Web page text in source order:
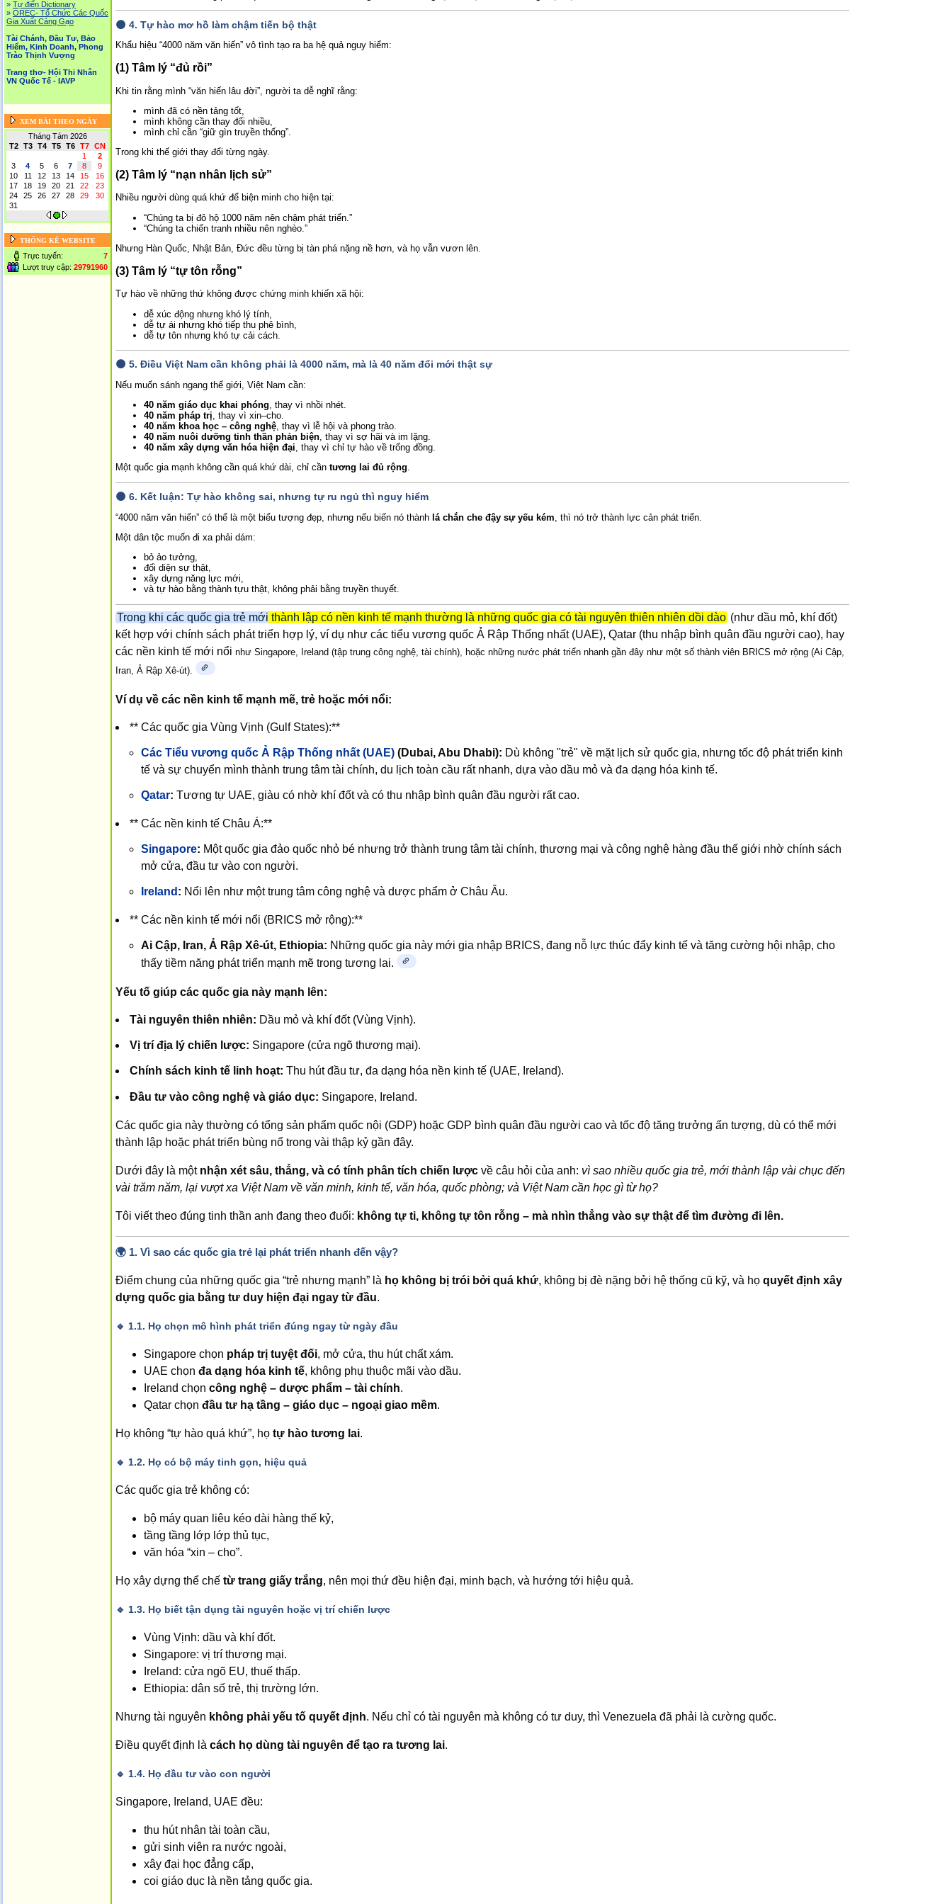
» Tự điển Dictionary
» OREC- Tố Chức Các Quốc
Gia Xuất Cảng Gạo
Tài Chánh, Đầu Tư, Bảo
Hiểm, Kinh Doanh, Phong
Trào Thịnh Vượng
Trang thơ- Hội Thi Nhân
VN Quốc Tế - IAVP
XEM BÀI THEO NGÀY
Tháng Tám 2026
T2
T3 T4 T5 T6 T7
CN
1
2
3
4 5 6 7 8
9
10
11 12 13 14 15
16
17
18 19 20 21 22
23
24
25 26 27 28 29
30
31
THỐNG KÊ WEBSITE
Trực tuyến:
7
Lượt truy cập: 29791960
🌑 4. Tự hào mơ hồ làm chậm tiến bộ thật
Khẩu hiệu “4000 năm văn hiến” vô tình tạo ra ba hệ quả nguy hiểm:
(1) Tâm lý “đủ rồi”
Khi tin rằng mình “văn hiến lâu đời”, người ta dễ nghĩ rằng:
mình đã có nền tảng tốt,
mình không cần thay đổi nhiều,
mình chỉ cần “giữ gìn truyền thống”.
Trong khi thế giới thay đổi từng ngày.
(2) Tâm lý “nạn nhân lịch sử”
Nhiều người dùng quá khứ để biện minh cho hiện tại:
“Chúng ta bị đô hộ 1000 năm nên chậm phát triển.”
“Chúng ta chiến tranh nhiều nên nghèo.”
Nhưng Hàn Quốc, Nhật Bản, Đức đều từng bị tàn phá nặng nề hơn, và họ vẫn vươn lên.
(3) Tâm lý “tự tôn rỗng”
Tự hào về những thứ không được chứng minh khiến xã hội:
dễ xúc động nhưng khó lý tính,
dễ tự ái nhưng khó tiếp thu phê bình,
dễ tự tôn nhưng khó tự cải cách.
🌑 5. Điều Việt Nam cần không phải là 4000 năm, mà là 40 năm đổi mới thật sự
Nếu muốn sánh ngang thế giới, Việt Nam cần:
40 năm giáo dục khai phóng, thay vì nhồi nhét.
40 năm pháp trị, thay vì xin–cho.
40 năm khoa học – công nghệ, thay vì lễ hội và phong trào.
40 năm nuôi dưỡng tinh thần phản biện, thay vì sợ hãi và im lặng.
40 năm xây dựng văn hóa hiện đại, thay vì chỉ tự hào về trống đồng.
Một quốc gia mạnh không cần quá khứ dài, chỉ cần tương lai đủ rộng.
🌑 6. Kết luận: Tự hào không sai, nhưng tự ru ngủ thì nguy hiểm
“4000 năm văn hiến” có thể là một biểu tượng đẹp, nhưng nếu biến nó thành lá chắn che đậy sự yếu kém , thì nó trở thành lực cản phát triển.
Một dân tộc muốn đi xa phải dám:
bỏ ảo tưởng,
đối diện sự thật,
xây dựng năng lực mới,
và tự hào bằng thành tựu thật, không phải bằng truyền thuyết.
Trong khi các quốc gia trẻ mới thành lập có nền kinh tế mạnh thường là những quốc gia có tài nguyên thiên nhiên dồi dào (như dầu mỏ, khí đốt)
kết hợp với chính sách phát triển hợp lý, ví dụ như các tiểu vương quốc Ả Rập Thống nhất (UAE), Qatar (thu nhập bình quân đầu người cao), hay
các nền kinh tế mới nổi như Singapore, Ireland (tập trung công nghệ, tài chính), hoặc những nước phát triển nhanh gần đây như một số thành viên BRICS mở rộng (Ai Cập,
Iran, Ả Rập Xê-út).
Ví dụ về các nền kinh tế mạnh mẽ, trẻ hoặc mới nổi:
** Các quốc gia Vùng Vịnh (Gulf States):**
Các Tiểu vương quốc Ả Rập Thống nhất (UAE) (Dubai, Abu Dhabi): Dù không "trẻ" về mặt lịch sử quốc gia, nhưng tốc độ phát triển kinh
tế và sự chuyển mình thành trung tâm tài chính, du lịch toàn cầu rất nhanh, dựa vào dầu mỏ và đa dạng hóa kinh tế.
Qatar: Tương tự UAE, giàu có nhờ khí đốt và có thu nhập bình quân đầu người rất cao.
** Các nền kinh tế Châu Á:**
Singapore: Một quốc gia đảo quốc nhỏ bé nhưng trở thành trung tâm tài chính, thương mại và công nghệ hàng đầu thế giới nhờ chính sách
mở cửa, đầu tư vào con người.
Ireland : Nổi lên như một trung tâm công nghệ và dược phẩm ở Châu Âu.
** Các nền kinh tế mới nổi (BRICS mở rộng):**
Ai Cập, Iran, Ả Rập Xê-út, Ethiopia: Những quốc gia này mới gia nhập BRICS, đang nỗ lực thúc đẩy kinh tế và tăng cường hội nhập, cho
thấy tiềm năng phát triển mạnh mẽ trong tương lai.
Yếu tố giúp các quốc gia này mạnh lên:
Tài nguyên thiên nhiên: Dầu mỏ và khí đốt (Vùng Vịnh).
Vị trí địa lý chiến lược: Singapore (cửa ngõ thương mại).
Chính sách kinh tế linh hoạt: Thu hút đầu tư, đa dạng hóa nền kinh tế (UAE, Ireland).
Đầu tư vào công nghệ và giáo dục: Singapore, Ireland.
Các quốc gia này thường có tổng sản phẩm quốc nội (GDP) hoặc GDP bình quân đầu người cao và tốc độ tăng trưởng ấn tượng, dù có thể mới
thành lập hoặc phát triển bùng nổ trong vài thập kỷ gần đây.
Dưới đây là một nhận xét sâu, thẳng, và có tính phân tích chiến lược về câu hỏi của anh: vì sao nhiều quốc gia trẻ, mới thành lập vài chục đến
vài trăm năm, lại vượt xa Việt Nam về văn minh, kinh tế, văn hóa, quốc phòng; và Việt Nam cần học gì từ họ?
Tôi viết theo đúng tinh thần anh đang theo đuổi: không tự ti, không tự tôn rỗng – mà nhìn thẳng vào sự thật để tìm đường đi lên.
🌍 1. Vì sao các quốc gia trẻ lại phát triển nhanh đến vậy?
Điểm chung của những quốc gia “trẻ nhưng mạnh” là họ không bị trói bởi quá khứ, không bị đè nặng bởi hệ thống cũ kỹ, và họ quyết định xây
dựng quốc gia bằng tư duy hiện đại ngay từ đầu.
🔹 1.1. Họ chọn mô hình phát triển đúng ngay từ ngày đầu
Singapore chọn pháp trị tuyệt đối, mở cửa, thu hút chất xám.
UAE chọn đa dạng hóa kinh tế, không phụ thuộc mãi vào dầu.
Ireland chọn công nghệ – dược phẩm – tài chính.
Qatar chọn đầu tư hạ tầng – giáo dục – ngoại giao mềm.
Họ không “tự hào quá khứ”, họ tự hào tương lai.
🔹 1.2. Họ có bộ máy tinh gọn, hiệu quả
Các quốc gia trẻ không có:
bộ máy quan liêu kéo dài hàng thế kỷ,
tầng tầng lớp lớp thủ tục,
văn hóa “xin – cho”.
Họ xây dựng thể chế từ trang giấy trắng, nên mọi thứ đều hiện đại, minh bạch, và hướng tới hiệu quả.
🔹 1.3. Họ biết tận dụng tài nguyên hoặc vị trí chiến lược
Vùng Vịnh: dầu và khí đốt.
Singapore: vị trí thương mại.
Ireland: cửa ngõ EU, thuế thấp.
Ethiopia: dân số trẻ, thị trường lớn.
Nhưng tài nguyên không phải yếu tố quyết định. Nếu chỉ có tài nguyên mà không có tư duy, thì Venezuela đã phải là cường quốc.
Điều quyết định là cách họ dùng tài nguyên để tạo ra tương lai.
🔹 1.4. Họ đầu tư vào con người
Singapore, Ireland, UAE đều:
thu hút nhân tài toàn cầu,
gửi sinh viên ra nước ngoài,
xây đại học đẳng cấp,
coi giáo dục là nền tảng quốc gia.